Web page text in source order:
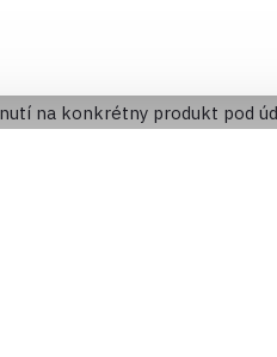
neustále objednávky a
nepkrekročili v
BODY, ktoré
na konkrétny produkt pod
(prebratie zásielky na
body nepripočítajú. O
kombinovať aj s inými